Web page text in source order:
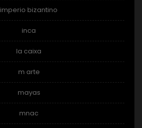
imperio bizantino
inca
la caixa
m arte
mayas
mnac